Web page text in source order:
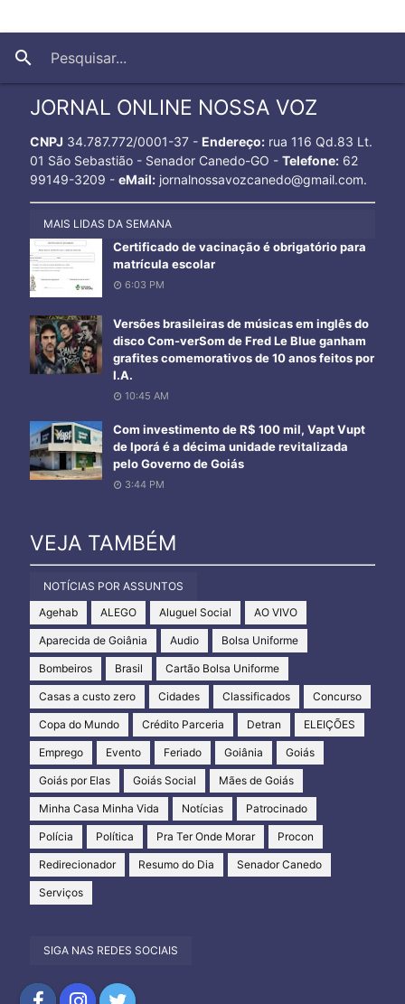
search
JORNAL ONLINE NOSSA VOZ
CNPJ 34.787.772/0001-37 - Endereço:rua 116 Qd.83 Lt.
01 São Sebastião - Senador Canedo-GO - Telefone:62
99149-3209 - eMail:jornalnossavozcanedo@gmail.com.
MAIS LIDAS DA SEMANA
Certificado de vacinação é obrigatório para
matrícula escolar
6:03 PM
Versões brasileiras de músicas em inglês do
disco Com-verSom de Fred Le Blue ganham
grafites comemorativos de 10 anos feitos por
I.A.
10:45 AM
Com investimento de R$ 100 mil, Vapt Vupt
de Iporá é a décima unidade revitalizada
pelo Governo de Goiás
3:44 PM
VEJA TAMBÉM
NOTÍCIAS POR ASSUNTOS
Agehab
ALEGO Aluguel Social AO VIVO
Aparecida de Goiânia Audio Bolsa Uniforme
Bombeiros Brasil Cartão Bolsa Uniforme
Casas a custo zero Cidades Classificados Concurso
Copa do Mundo Crédito Parceria Detran ELEIÇÕES
Emprego Evento Feriado Goiânia Goiás
Goiás por Elas Goiás Social Mães de Goiás
Minha Casa Minha Vida Notícias Patrocinado
Polícia Política Pra Ter Onde Morar Procon
Redirecionador Resumo do Dia Senador Canedo
Serviços
SIGA NAS REDES SOCIAIS